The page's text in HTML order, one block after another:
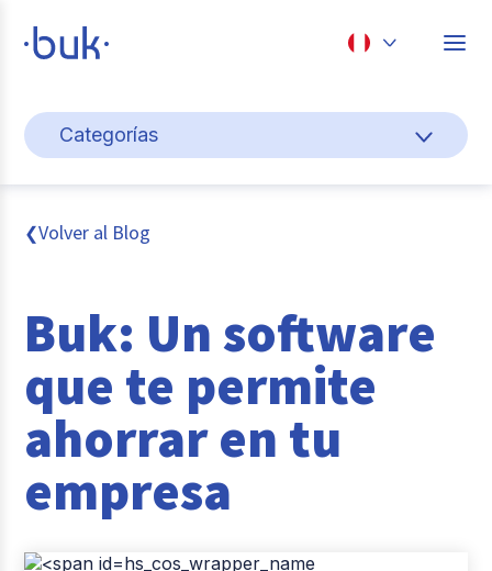
Perú
Categorías
Gestión de personas
Cultura y bienestar laboral
Sistema pagos y planillas
Entrevistas
Buk
Casos de éxito
❮Volver al Blog
Buk: Un software
que te permite
ahorrar en tu
empresa